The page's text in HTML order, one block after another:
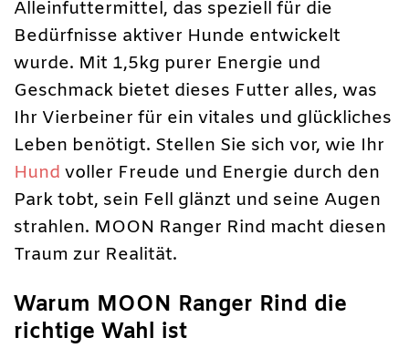
Alleinfuttermittel, das speziell für die
Bedürfnisse aktiver Hunde entwickelt
wurde. Mit 1,5kg purer Energie und
Geschmack bietet dieses Futter alles, was
Ihr Vierbeiner für ein vitales und glückliches
Leben benötigt. Stellen Sie sich vor, wie Ihr
Hund voller Freude und Energie durch den
Park tobt, sein Fell glänzt und seine Augen
strahlen. MOON Ranger Rind macht diesen
Traum zur Realität.
Warum MOON Ranger Rind die
richtige Wahl ist